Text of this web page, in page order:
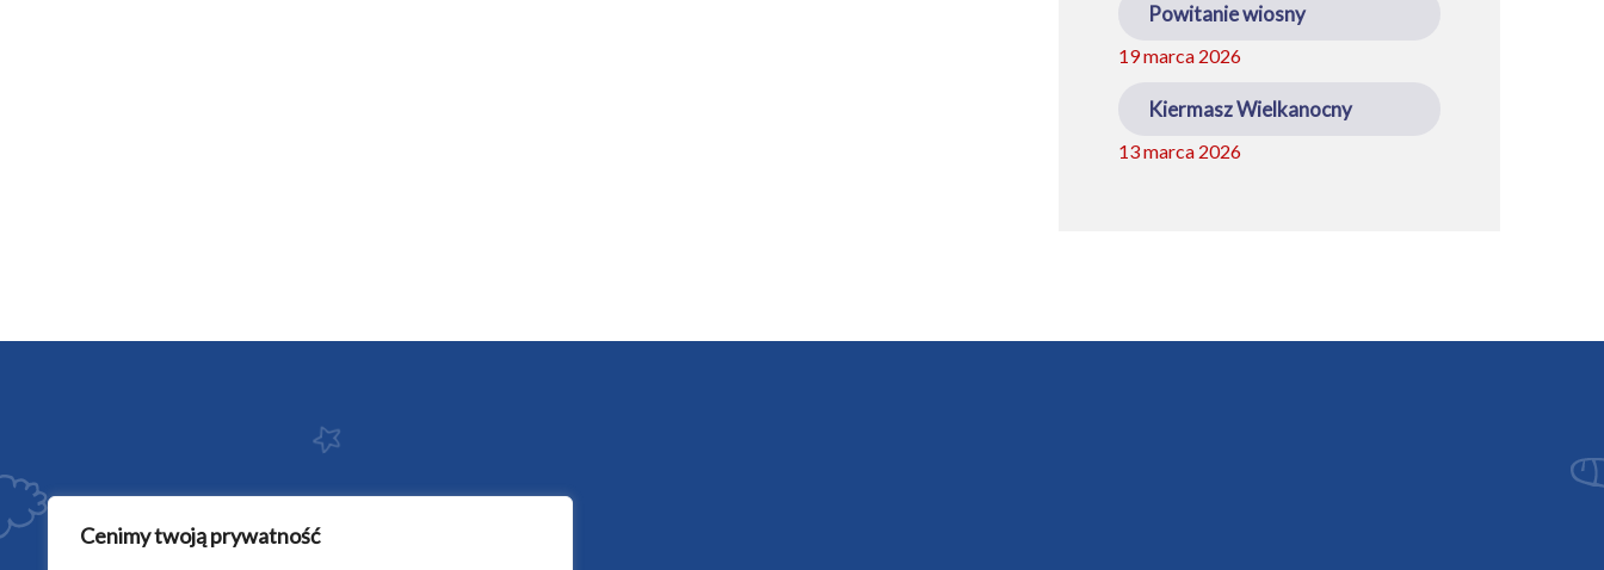
Cenimy twoją prywatność
Powitanie wiosny
19 marca 2026
Kiermasz Wielkanocny
13 marca 2026